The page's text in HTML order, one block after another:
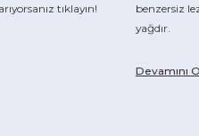
tıklayın!
benzersiz
yağdır.
Devamını